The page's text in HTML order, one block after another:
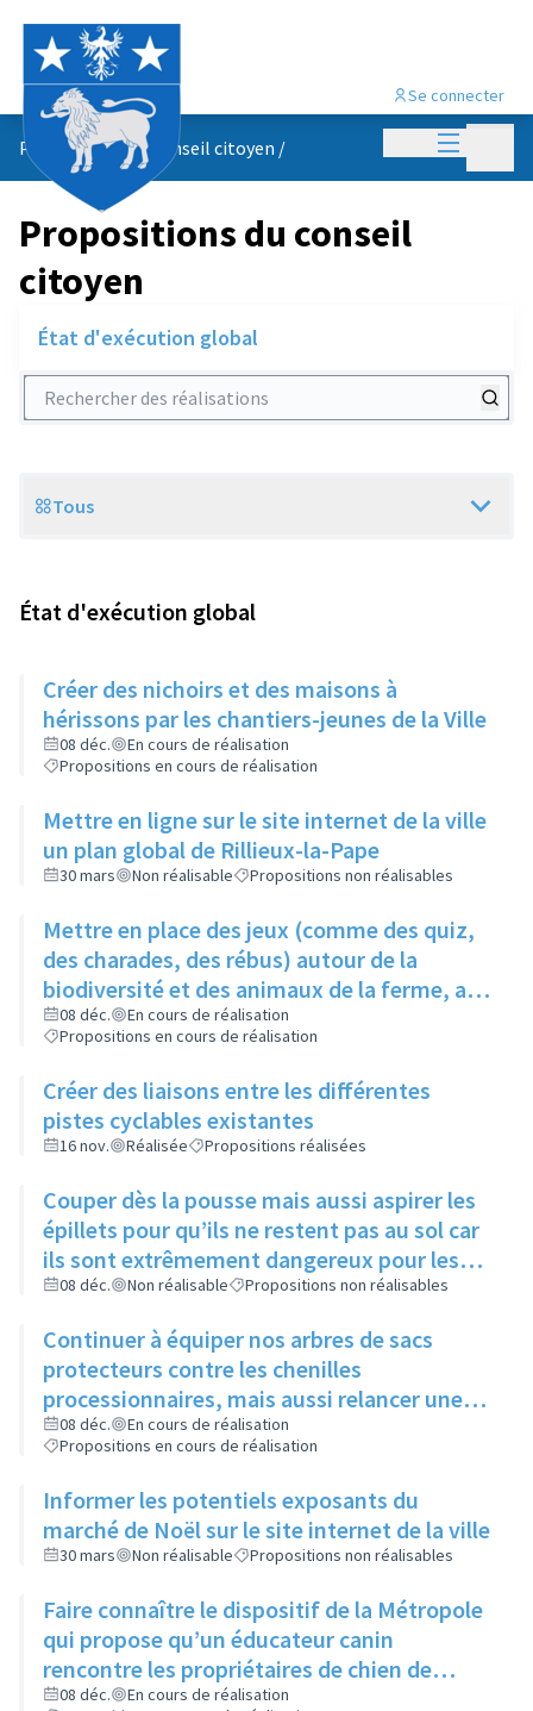
Menu
Se connecter
Propositions du conseil citoyen /
Propositions du conseil
citoyen
État d'exécution global
Rechercher des réalisations
Scope
Tous
État d'exécution global
Créer des nichoirs et des maisons à
hérissons par les chantiers-jeunes de la Ville
08 déc.
En cours de réalisation
Propositions en cours de réalisation
Mettre en ligne sur le site internet de la ville
un plan global de Rillieux-la-Pape
30 mars Non réalisable Propositions non réalisables
Mettre en place des jeux (comme des quiz,
des charades, des rébus) autour de la
biodiversité et des animaux de la ferme, au
niveau de la ferme pédagogique du parc
linéaire urbain
08 déc.
En cours de réalisation
Propositions en cours de réalisation
Créer des liaisons entre les différentes
pistes cyclables existantes
16 nov. Réalisée Propositions réalisées
Couper dès la pousse mais aussi aspirer les
épillets pour qu’ils ne restent pas au sol car
ils sont extrêmement dangereux pour les
animaux
08 déc. Non réalisable Propositions non réalisables
Continuer à équiper nos arbres de sacs
protecteurs contre les chenilles
processionnaires, mais aussi relancer une
communication sur leur utilité, leur
importance et l’intérêt commun de ne pas y
toucher
08 déc.
En cours de réalisation
Propositions en cours de réalisation
Informer les potentiels exposants du
marché de Noël sur le site internet de la ville
30 mars Non réalisable Propositions non réalisables
Faire connaître le dispositif de la Métropole
qui propose qu’un éducateur canin
rencontre les propriétaires de chien de
moins d’un an pour leur expliquer les
08 déc.
En cours de réalisation